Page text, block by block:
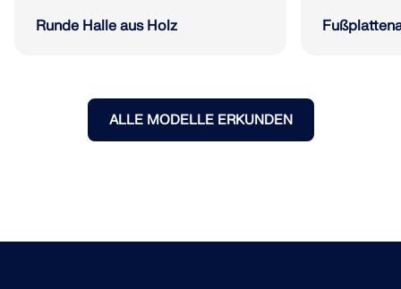
Runde Halle aus Holz
ALLE MODELLE ERKUNDEN